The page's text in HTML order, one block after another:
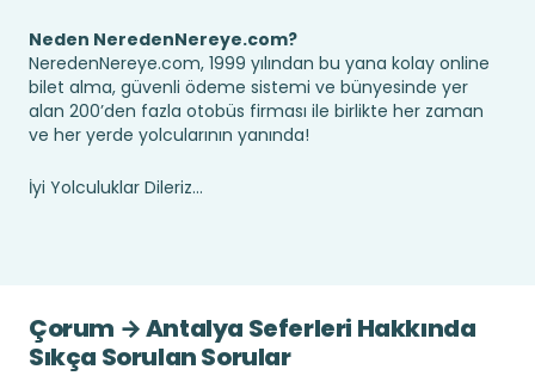
Neden NeredenNereye.com?
NeredenNereye.com, 1999 yılından bu yana kolay online
bilet alma, güvenli ödeme sistemi ve bünyesinde yer
alan 200’den fazla otobüs firması ile birlikte her zaman
ve her yerde yolcularının yanında!
İyi Yolculuklar Dileriz...
Çorum → Antalya Seferleri Hakkında
Sıkça Sorulan Sorular